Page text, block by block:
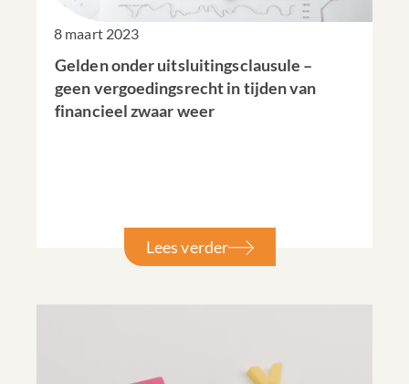
8 maart 2023
Gelden onder uitsluitingsclausule –
geen vergoedingsrecht in tijden van
financieel zwaar weer
Lees verder